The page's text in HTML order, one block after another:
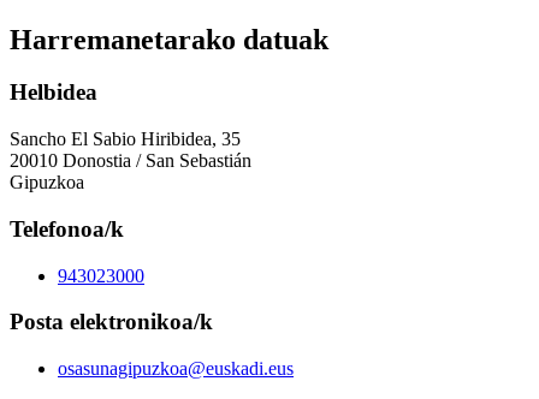
Harremanetarako datuak
Helbidea
Sancho El Sabio Hiribidea, 35
20010 Donostia / San Sebastián
Gipuzkoa
Telefonoa/k
943023000
Posta elektronikoa/k
osasunagipuzkoa@euskadi.eus